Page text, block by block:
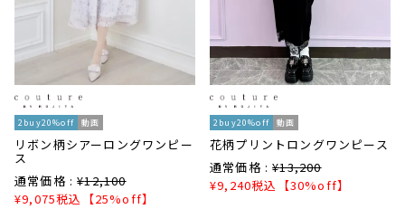
2buy20%off 動画
リボン柄シアーロングワンピー
ス
通常価格 : ¥12,100
¥9,075税込 【25%off】
2buy20%off 動画
花柄プリントロングワンピース
通常価格 : ¥13,200
¥9,240税込 【30%off】